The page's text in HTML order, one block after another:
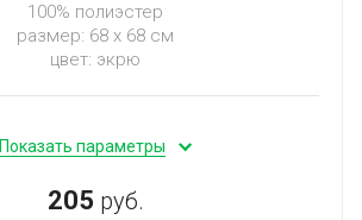
100% полиэстер
размер: 68 х 68 см
цвет: экрю
Показать параметры
205 руб.